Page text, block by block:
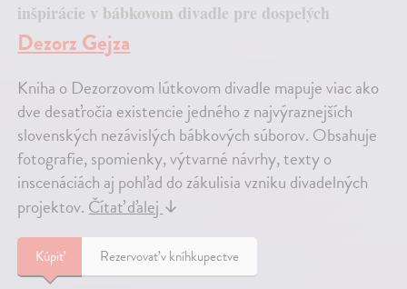
inšpirácie v bábkovom divadle pre dospelých
Dezorz Gejza
Kniha o Dezorzovom lútkovom divadle mapuje viac ako
dve desaťročia existencie jedného z najvýraznejších
slovenských nezávislých bábkových súborov. Obsahuje
fotografie, spomienky, výtvarné návrhy, texty o
inscenáciách aj pohľad do zákulisia vzniku divadelných
projektov.Čítať ďalej↓
Kúpiť Rezervovať v kníhkupectve